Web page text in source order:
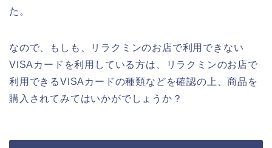
た。
なので、もしも、リラクミンのお店で利用できない
VISAカードを利用している方は、リラクミンのお店で
利用できるVISAカードの種類などを確認の上、商品を
購入されてみてはいかがでしょうか？